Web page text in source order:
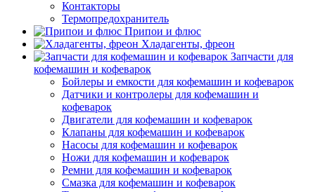
Контакторы
Термопредохранитель
Припои и флюс
Хладагенты, фреон
Запчасти для
кофемашин и кофеварок
Бойлеры и емкости для кофемашин и кофеварок
Датчики и контролеры для кофемашин и
кофеварок
Двигатели для кофемашин и кофеварок
Клапаны для кофемашин и кофеварок
Насосы для кофемашин и кофеварок
Ножи для кофемашин и кофеварок
Ремни для кофемашин и кофеварок
Смазка для кофемашин и кофеварок